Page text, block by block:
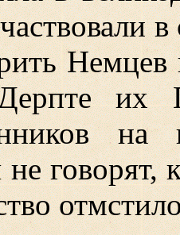
их
говорят,